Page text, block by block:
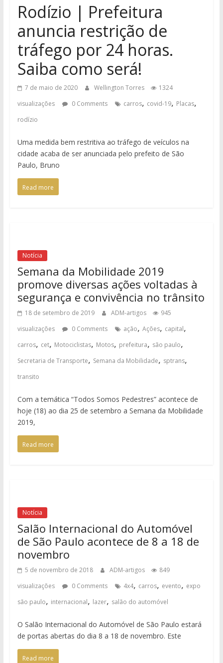
Rodízio | Prefeitura
anuncia restrição de
tráfego por 24 horas.
Saiba como será!
7 de maio de 2020 Wellington Torres
1324
visualizações
0 Comments carros, covid-19, Placas,
rodízio
Uma medida bem restritiva ao tráfego de veículos na
cidade acaba de ser anunciada pelo prefeito de São
Paulo, Bruno
Read more
Notícia
Semana da Mobilidade 2019
promove diversas ações voltadas à
segurança e convivência no trânsito
18 de setembro de 2019 ADM-artigos
945
visualizações
0 Comments ação, Ações, capital,
carros, cet, Motociclistas, Motos, prefeitura, são paulo,
Secretaria de Transporte, Semana da Mobilidade, sptrans,
transito
Com a temática “Todos Somos Pedestres” acontece de
hoje (18) ao dia 25 de setembro a Semana da Mobilidade
2019,
Read more
Notícia
Salão Internacional do Automóvel
de São Paulo acontece de 8 a 18 de
novembro
5 de novembro de 2018 ADM-artigos
849
visualizações
0 Comments 4x4, carros, evento, expo
são paulo, internacional, lazer, salão do automóvel
O Salão Internacional do Automóvel de São Paulo estará
de portas abertas do dia 8 a 18 de novembro. Este
Read more